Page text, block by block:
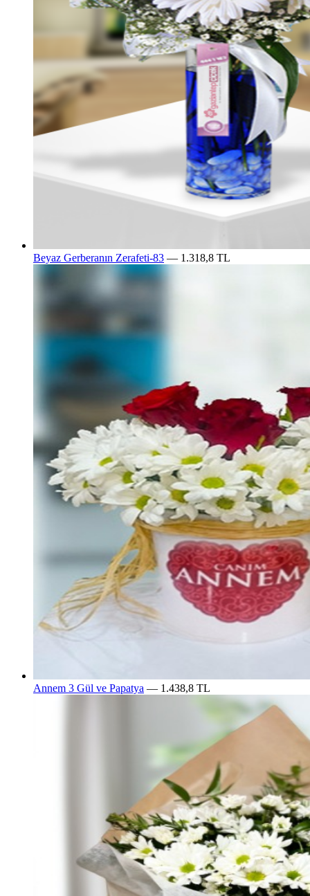
Beyaz Gerberanın Zerafeti-83 — 1.318,8 TL
Annem 3 Gül ve Papatya — 1.438,8 TL